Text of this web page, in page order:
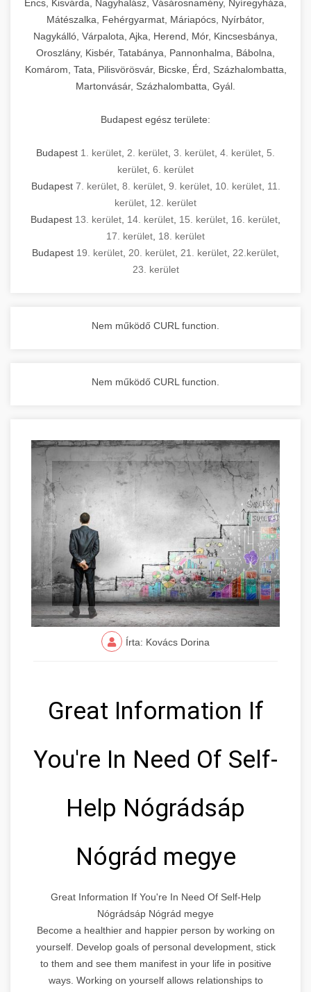
Encs, Kisvárda, Nagyhalász, Vásárosnamény, Nyíregyháza,
Mátészalka, Fehérgyarmat, Máriapócs, Nyírbátor,
Nagykálló, Várpalota, Ajka, Herend, Mór, Kincsesbánya,
Oroszlány, Kisbér, Tatabánya, Pannonhalma, Bábolna,
Komárom, Tata, Pilisvörösvár, Bicske, Érd, Százhalombatta,
Martonvásár, Százhalombatta, Gyál.
Budapest egész területe:
Budapest 1. kerület 2. kerület 3. kerület 4. kerület 5.
kerület 6. kerület
Budapest 7. kerület, 8. kerület, 9. kerület, 10. kerület, 11.
kerület 12. kerület
Budapest 13. kerület 14. kerület 15. kerület 16. kerület
17. kerület 18. kerület
Budapest 19. kerület 20. kerület 21. kerület 22.kerület
23. kerület
Nem működő CURL function.
Nem működő CURL function.
Írta: Kovács Dorina
Great Information If
You're In Need Of Self-
Help Nógrádsáp
Nógrád megye
Great Information If You're In Need Of Self-Help
Nógrádsáp Nógrád megye
Become a healthier and happier person by working on
yourself. Develop goals of personal development, stick
to them and see them manifest in your life in positive
ways. Working on yourself allows relationships to